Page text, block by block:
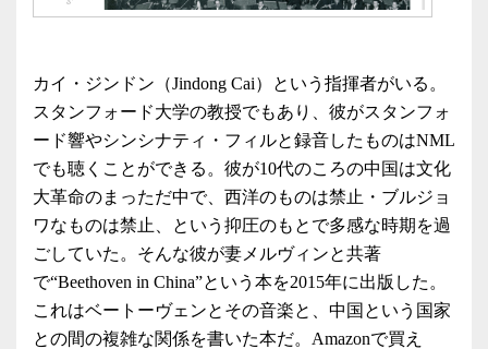
カイ・ジンドン（Jindong Cai）という指揮者がいる。
スタンフォード大学の教授でもあり、彼がスタンフォ
ード響やシンシナティ・フィルと録音したものはNML
でも聴くことができる。彼が10代のころの中国は文化
大革命のまっただ中で、西洋のものは禁止・ブルジョ
ワなものは禁止、という抑圧のもとで多感な時期を過
ごしていた。そんな彼が妻メルヴィンと共著
で“Beethoven in China”という本を2015年に出版した。
これはベートーヴェンとその音楽と、中国という国家
との間の複雑な関係を書いた本だ。Amazonで買え